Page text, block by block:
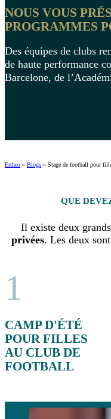
NOUS VOUS
PROGRAMMES
Des équipes de clubs
de haute performance
Barcelone, de
Ertheo » Blogs » Stage de football pour
QUE
Il existe deux
privées. Les deux
1
CAMP D'ÉTÉ
POUR FILLES
AU CLUB DE
FOOTBALL